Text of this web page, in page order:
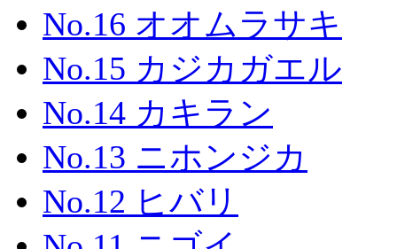
No.16 オオムラサキ
No.15 カジカガエル
No.14 カキラン
No.13 ニホンジカ
No.12 ヒバリ